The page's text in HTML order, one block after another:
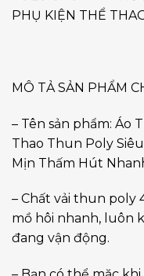
PHỤ KIỆN THỂ
MÔ TẢ SẢN PHẨM
– Tên sản phẩm: Áo
Thao Thun Poly
Mịn Thấm Hút
– Chất vải thun poly
mồ hôi nhanh, luôn
đang vận động.